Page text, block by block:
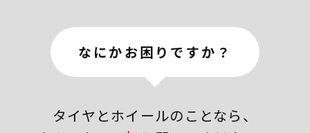
なにかお困りですか？
タイヤとホイールのことなら、